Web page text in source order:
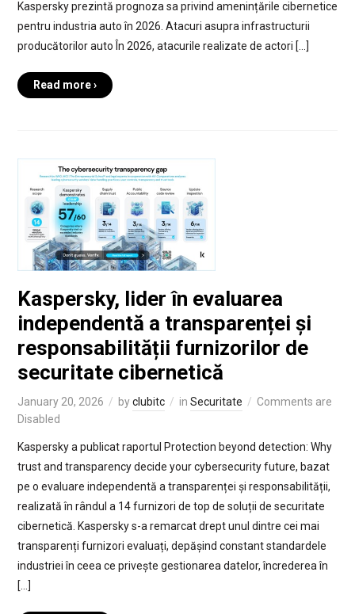
Kaspersky prezintă prognoza sa privind amenințările cibernetice
pentru industria auto în 2026. Atacuri asupra infrastructurii
producătorilor auto În 2026, atacurile realizate de actori […]
Read more ›
Kaspersky, lider în evaluarea
independentă a transparenței și
responsabilității furnizorilor de
securitate cibernetică
January 20, 2026 byclubitc in Securitate
Comments are
Disabled
Kaspersky a publicat raportul Protection beyond detection: Why
trust and transparency decide your cybersecurity future, bazat
pe o evaluare independentă a transparenței și responsabilității,
realizată în rândul a 14 furnizori de top de soluții de securitate
cibernetică. Kaspersky s-a remarcat drept unul dintre cei mai
transparenți furnizori evaluați, depășind constant standardele
industriei în ceea ce privește gestionarea datelor, încrederea în
[…]